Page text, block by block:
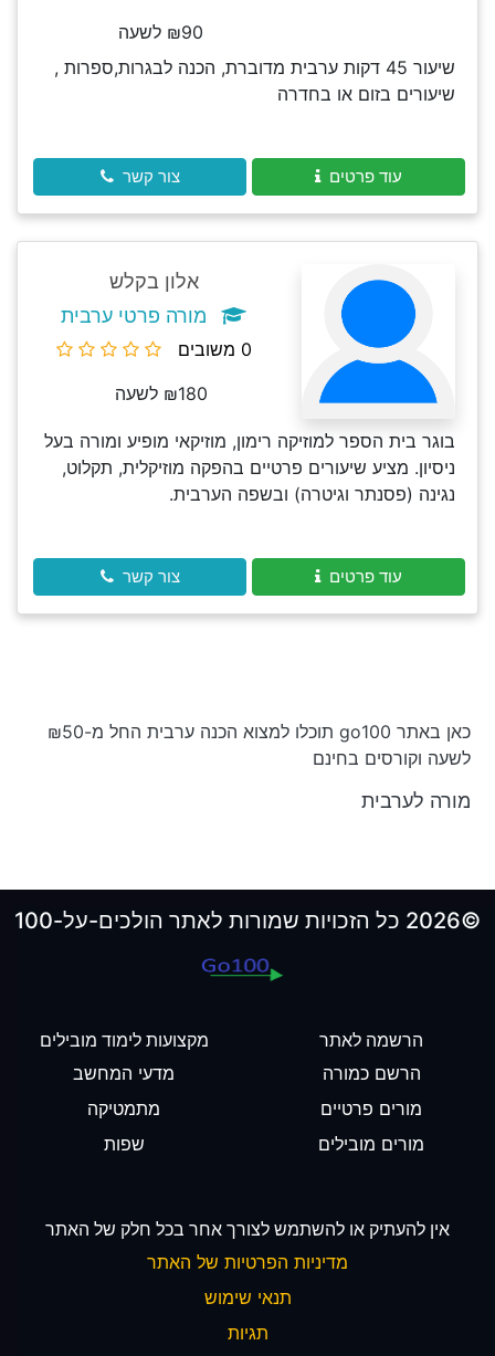
₪90 לשעה
שיעור 45 דקות ערבית מדוברת, הכנה לבגרות,ספרות ,
שיעורים בזום או בחדרה
עוד פרטים צור קשר
אלון בקלש
מורה פרטי ערבית
0 משובים
₪180 לשעה
בוגר בית הספר למוזיקה רימון, מוזיקאי מופיע ומורה בעל
ניסיון. מציע שיעורים פרטיים בהפקה מוזיקלית, תקלוט,
נגינה (פסנתר וגיטרה) ובשפה הערבית.
עוד פרטים צור קשר
כאן באתר go100 תוכלו למצוא הכנה ערבית החל מ-₪50
לשעה וקורסים בחינם
מורה לערבית
©2026 כל הזכויות שמורות לאתר הולכים-על-100
הרשמה לאתר
הרשם כמורה
מורים פרטיים
מורים מובילים
מקצועות לימוד מובילים
מדעי המחשב
מתמטיקה
שפות
אין להעתיק או להשתמש לצורך אחר בכל חלק של האתר
מדיניות הפרטיות של האתר
תנאי שימוש
תגיות